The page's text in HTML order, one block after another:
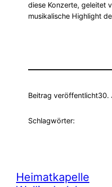
diese Konzerte, geleitet
musikalische Highlight
Beitrag veröffentlicht30.
Schlagwörter:
Heimatkapelle